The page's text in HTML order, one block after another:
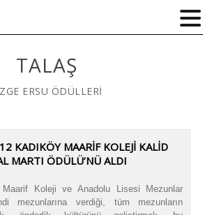
TALAŞ
ERSU ÖDÜLLERİ
KADIKÖY MAARİF KOLEJİ KALİD
MARTI ÖDÜLÜ’NÜ ALDI
Koleji ve Anadolu Lisesi Mezunlar
mezunlarına verdiği, tüm mezunların